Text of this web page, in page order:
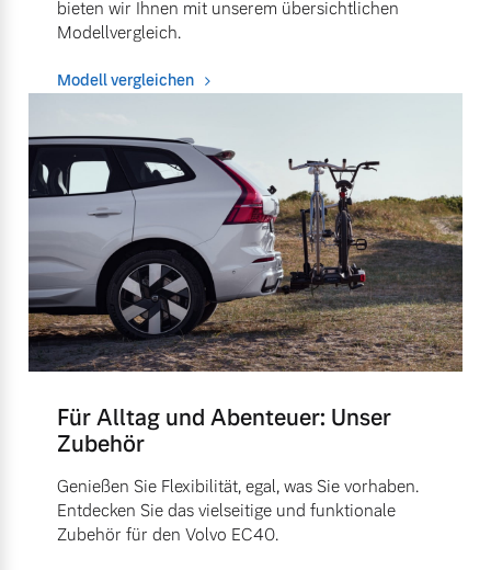
bieten wir Ihnen mit unserem übersichtlichen
Modellvergleich.
Modell vergleichen
Für Alltag und Abenteuer: Unser
Zubehör
Genießen Sie Flexibilität, egal, was Sie vorhaben.
Entdecken Sie das vielseitige und funktionale
Zubehör für den Volvo EC40.